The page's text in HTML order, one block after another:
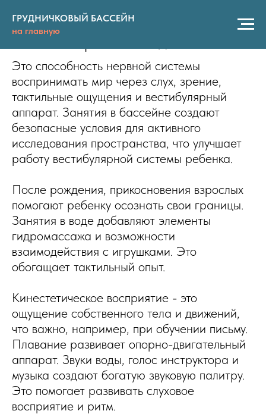
ГРУДНИЧКОВЫЙ БАССЕЙН
на главную
Что такое сенсорика и почему ее
так важно развивать детям
Это способность нервной системы
воспринимать мир через слух, зрение,
тактильные ощущения и вестибулярный
аппарат. Занятия в бассейне создают
безопасные условия для активного
исследования пространства, что улучшает
работу вестибулярной системы ребенка.
После рождения, прикосновения взрослых
помогают ребенку осознать свои границы.
Занятия в воде добавляют элементы
гидромассажа и возможности
взаимодействия с игрушками. Это
обогащает тактильный опыт.
Кинестетическое восприятие - это
ощущение собственного тела и движений,
что важно, например, при обучении письму.
Плавание развивает опорно-двигательный
аппарат. Звуки воды, голос инструктора и
музыка создают богатую звуковую палитру.
Это помогает развивать слуховое
восприятие и ритм.